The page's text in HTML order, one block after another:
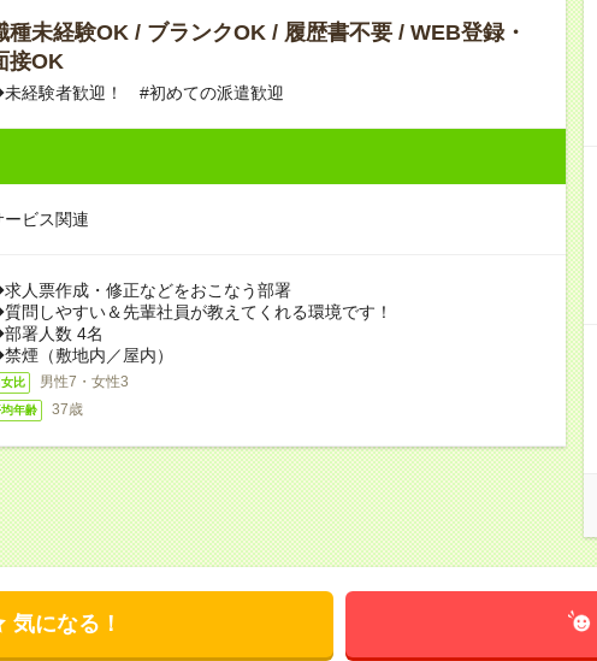
種未経験OK / ブランクOK / 履歴書不要 / WEB登録・
接OK
経験者歓迎！ #初めての派遣歓迎
ービス関連
人票作成・修正などをおこなう部署
問しやすい＆先輩社員が教えてくれる環境です！
署人数 4名
煙（敷地内／屋内）
女比 男性7・女性3
年齢 37歳
気になる！